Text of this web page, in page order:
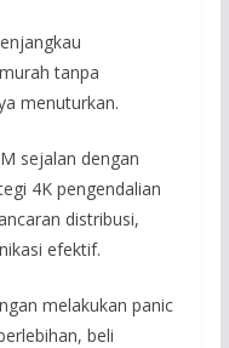
tanpa
menuturkan.
sejalan dengan
4K pengendalian
distribusi,
efektif.
melakukan panic
beli